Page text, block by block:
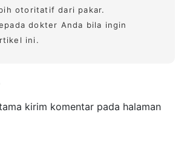
otoritatif dari pakar.
dokter Anda bila ingin
ini.
kirim komentar pada halaman